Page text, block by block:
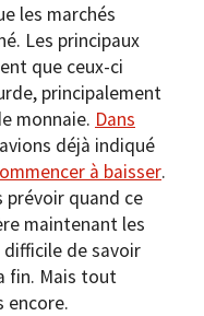
les marchés
Les principaux
que ceux-ci
principalement
monnaie. Dans
déjà indiqué
à baisser.
prévoir quand ce
maintenant les
de savoir
fin. Mais tout
encore.